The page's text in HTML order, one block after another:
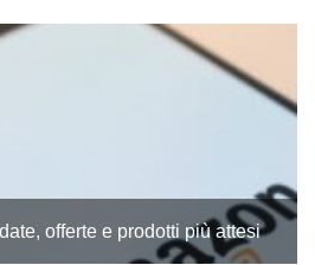
offerte e prodotti più attesi